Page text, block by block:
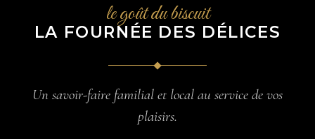
le goût du biscuit
LA FOURNÉE DES DÉLICES
Un savoir-faire familial et local au service de vos
plaisirs.